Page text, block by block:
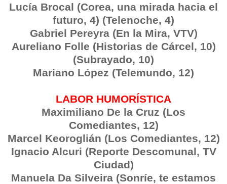
Lucía Brocal (Corea, una mirada hacia el
futuro, 4) (Telenoche, 4)
Gabriel Pereyra (En la Mira, VTV)
Aureliano Folle (Historias de Cárcel, 10)
(Subrayado, 10)
Mariano López (Telemundo, 12)
LABOR HUMORÍSTICA
Maximiliano De la Cruz (Los
Comediantes, 12)
Marcel Keoroglián (Los Comediantes, 12)
Ignacio Alcuri (Reporte Descomunal, TV
Ciudad)
Manuela Da Silveira (Sonríe, te estamos